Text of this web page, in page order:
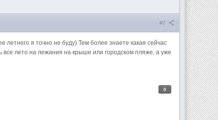
#7
я точно не буду) Тем более знаете какая сейчас
все лето на лежания на крыше или городском пляже, а уже
0